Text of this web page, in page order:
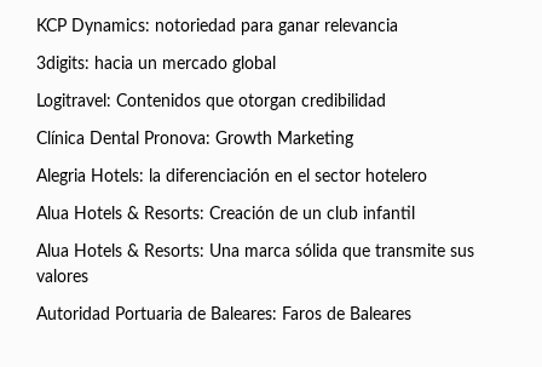
KCP Dynamics: notoriedad para ganar relevancia
3digits: hacia un mercado global
Logitravel: Contenidos que otorgan credibilidad
Clínica Dental Pronova: Growth Marketing
Alegria Hotels: la diferenciación en el sector hotelero
Alua Hotels & Resorts: Creación de un club infantil
Alua Hotels & Resorts: Una marca sólida que transmite sus
valores
Autoridad Portuaria de Baleares: Faros de Baleares